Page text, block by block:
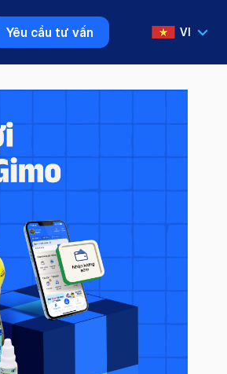
Yêu cầu tư vấn VI
VI